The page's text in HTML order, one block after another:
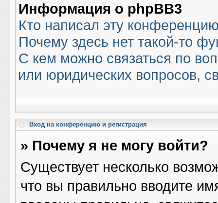
Информация о phpBB3
Кто написал эту
Почему здесь нет такой-то
С кем можно связаться по
или юридических вопросов,
Вход на конференцию и регистрация
» Почему я не могу войти?
Существует несколько
что вы правильно вводите